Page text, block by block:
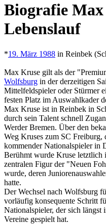
Biografie
Lebenslauf
*19. März 1988 in Reinbek
Max Kruse gilt als der
Wolfsburg in der derzeitigen
Mittelfeldspieler oder Stürmer
festen Platz im Auswahlkader
Max Kruse ist in Reinbek in
durch sein Talent schnell
Werder Bremen. Über den
Weg Kruses zum SC
kommender Nationalspieler in
Berühmt wurde Kruse letztlich
zentralen Figur der "Neuen
wurde, deren
hatte.
Der Wechsel nach Wolfsburg
vorläufig konsequente Schritt
Nationalspieler, der sich längst
Vereine gespielt hat.